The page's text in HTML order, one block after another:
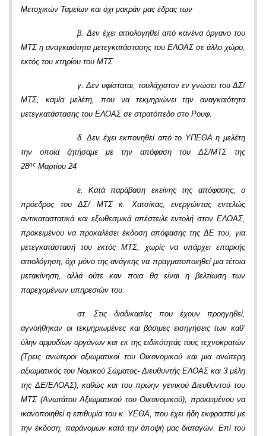
Μετοχικών Ταμείων και όχι μακράν μας έδρας των
β. Δεν έχει αιτιολογηθεί από κανένα όργανο του
ΜΤΣ η αναγκαιότητα μετεγκατάστασης του ΕΛΟΑΣ σε άλλο χώρο,
εκτός του κτηρίου του ΜΤΣ
γ. Δεν υφίσταται, τουλάχιστον εν γνώσει του ΔΣ/
ΜΤΣ, καμία μελέτη, που να τεκμηριώνει την αναγκαιότητα
μετεγκατάστασης του ΕΛΟΑΣ σε στρατόπεδο στο Ρουφ.
δ. Δεν έχει εκπονηθεί από το ΥΠΕΘΑ η μελέτη
την οποία ζητήσαμε με την απόφαση του ΔΣ/ΜΤΣ της
28ης Μαρτίου 24
ε. Κατά παράβαση εκείνης της απόφασης, ο
πρόεδρος του ΔΣ/ ΜΤΣ κ. Χατσίκας, ενεργώντας εντελώς
αντικαταστατικά και εξωθεσμικά απέστειλε εντολή στον ΕΛΟΑΣ,
προκειμένου να προκαλέσει έκδοση απόφασης της ΔΕ του, για
μετεγκατάστασή του εκτός ΜΤΣ, χωρίς να υπάρχει επαρκής
αιτιολόγηση, όχι μόνο της ανάγκης να πραγματοποιηθεί μια τέτοια
μετακίνηση, αλλά ούτε καν ποια θα είναι η βελτίωση των
παρεχομένων υπηρεσιών του.
στ. Στις διαδικασίες που έχουν προηγηθεί,
αγνοήθηκαν οι τεκμηριωμένες και βάσιμες εισηγήσεις των καθ’
ύλην αρμοδίων οργάνων και εκ της ειδικότητάς τους τεχνοκρατών
(Τρεις ανώτεροι αξιωματικοί του Οικονομικού και μια ανώτερη
αξιωματικός του Νομικού Σώματος- Διευθυντής ΕΛΟΑΣ και 3 μέλη
της ΔΕ/ΕΛΟΑΣ), καθώς και του πρώην γενικού Διευθυντού του
ΜΤΣ (Ανωτάτου Αξιωματικού του Οικονομικού), προκειμένου να
ικανοποιηθεί η επιθυμία του κ. ΥΕΘΑ, που έχει ήδη εκφραστεί με
την έκδοση, παράνομων κατά την άποψή μας διαταγών. Επί του